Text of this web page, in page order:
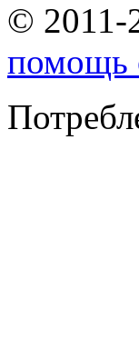
© 2011-
помощь